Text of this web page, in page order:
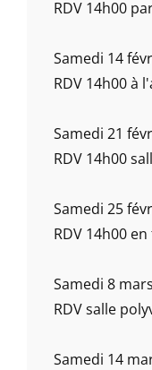
RDV 14h00
Samedi 14
RDV 14h00 à
Samedi 21
RDV 14h00
Samedi 25
RDV 14h00
Samedi 8
RDV salle
Samedi 14